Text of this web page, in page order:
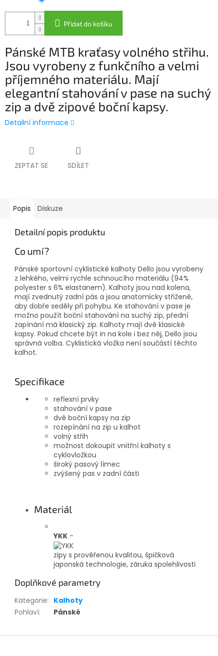
Přidat do košíku
Pánské MTB kraťasy volného střihu.
Jsou vyrobeny z funkčního a velmi
příjemného materiálu. Mají
elegantní stahování v pase na suchý
zip a dvě zipové boční kapsy.
Detailní informace
ZEPTAT SE SDÍLET
Popis Diskuze
Detailní popis produktu
Co umí?
Pánské sportovní cyklistické kalhoty Dello jsou vyrobeny
z lehkého, velmi rychle schnoucího materiálu (94%
polyester s 6% elastanem). Kalhoty jsou nad kolena,
mají zvednutý zadní pás a jsou anatomicky střižené,
aby dobře seděly při pohybu. Ke stahování v pase je
možno použít boční stahování na suchý zip, přední
zapínání má klasický zip. Kalhoty mají dvě klasické
kapsy. Pokud chcete být in na kole i bez něj, Dello jsou
správná volba. Cyklistická vložka není součástí těchto
kalhot.
Specifikace
reflexní prvky
stahování v pase
dvě boční kapsy na zip
rozepínání na zip u kalhot
volný střih
možnost dokoupit vnitřní kalhoty s
cyklovložkou
široký pasový límec
zvýšený pas v zadní části
Materiál
YKK -
zipy s prověřenou kvalitou, špičková
japonská technologie, záruka spolehlivosti
Doplňkové parametry
Kategorie: Kalhoty
Pohlaví: Pánské